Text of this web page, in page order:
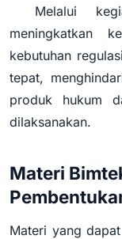
Melalui
meningkatkan
kebutuhan
tepat,
produk hukum
dilaksanakan.
Materi
Materi yang